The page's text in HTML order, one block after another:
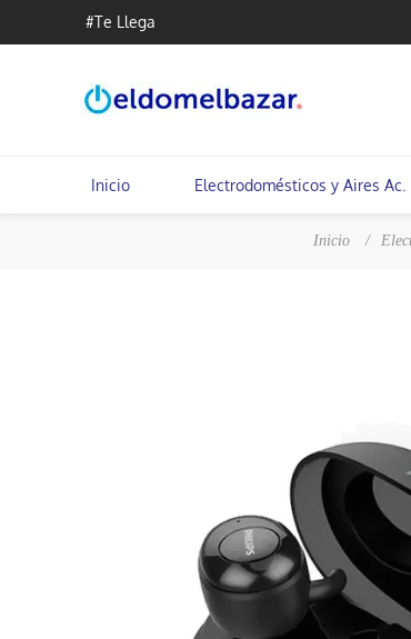
#Te Llega
Inicio Electrodomésticos y Aires Ac.
Inicio /